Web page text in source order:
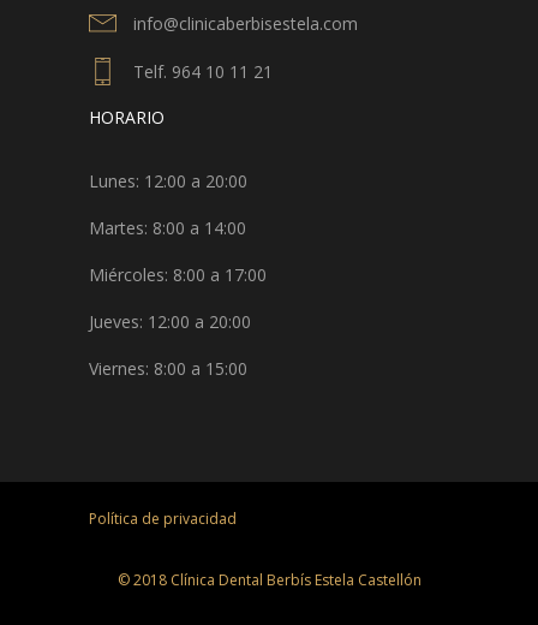
info@clinicaberbisestela.com
Telf. 964 10 11 21
HORARIO
Lunes: 12:00 a 20:00
Martes: 8:00 a 14:00
Miércoles: 8:00 a 17:00
Jueves: 12:00 a 20:00
Viernes: 8:00 a 15:00
Política de privacidad
© 2018 Clínica Dental Berbís Estela Castellón